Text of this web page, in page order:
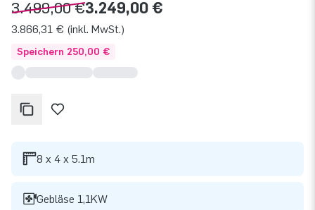
3.499,00 €3.249,00 €
3.866,31 € (inkl. MwSt.)
Speichern 250,00 €
8 x 4 x 5.1m
Gebläse 1,1KW